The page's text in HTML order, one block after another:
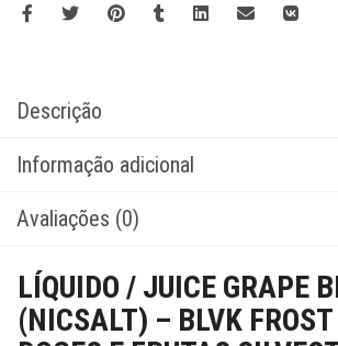
Descrição
Informação adicional
Avaliações (0)
LÍQUIDO / JUICE GRAPE
(NICSALT) – BLVK FROST